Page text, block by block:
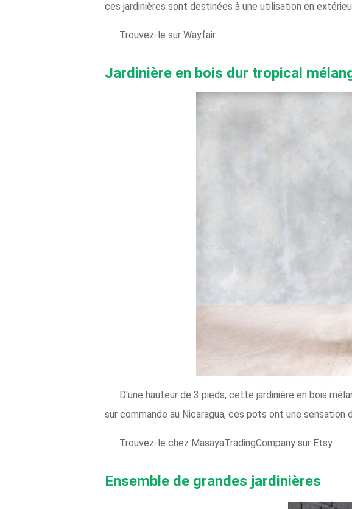
ces jardinières sont destinées à une utilisation en
Trouvez-le sur Wayfair
Jardinière en bois dur tropical
D'une hauteur de 3 pieds, cette jardinière en bois
sur commande au Nicaragua, ces pots ont une
Trouvez-le chez MasayaTradingCompany sur Etsy
Ensemble de grandes jardinières